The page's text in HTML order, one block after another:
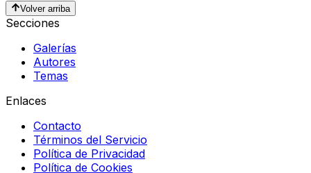
Volver arriba
Secciones
Galerías
Autores
Temas
Enlaces
Contacto
Términos del Servicio
Política de Privacidad
Política de Cookies